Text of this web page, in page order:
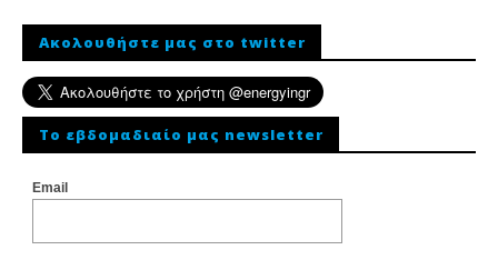
Ακολουθήστε μας στο twitter
To εβδομαδιαίο μας newsletter
Email